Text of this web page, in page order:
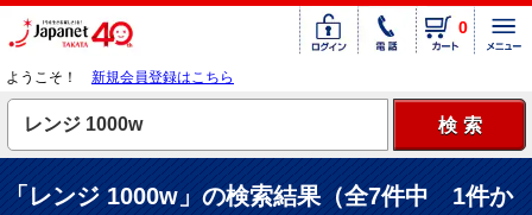
0
ようこそ！ 新規会員登録はこちら
「レンジ 1000w」の検索結果（全7件中 1件か